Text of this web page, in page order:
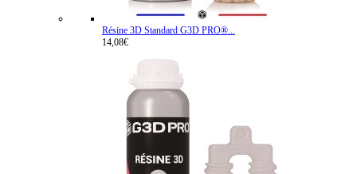
Résine 3D Standard G3D PRO®...
14,08€